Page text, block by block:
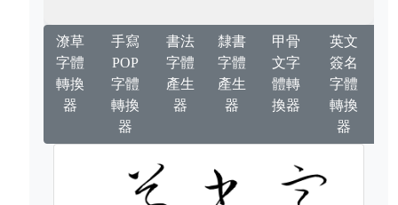
潦草
字體
轉換
器
手寫
POP
字體
轉換
器
書法
字體
產生
器
隸書
字體
產生
器
甲骨
文字
體轉
換器
英文
簽名
字體
轉換
器